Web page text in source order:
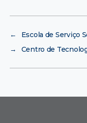
←
Escola de Serviço
→
Centro de